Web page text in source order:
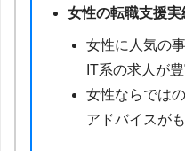
女性の転職支援実
女性に人気の
IT系の求人が豊
女性ならでは
アドバイスが